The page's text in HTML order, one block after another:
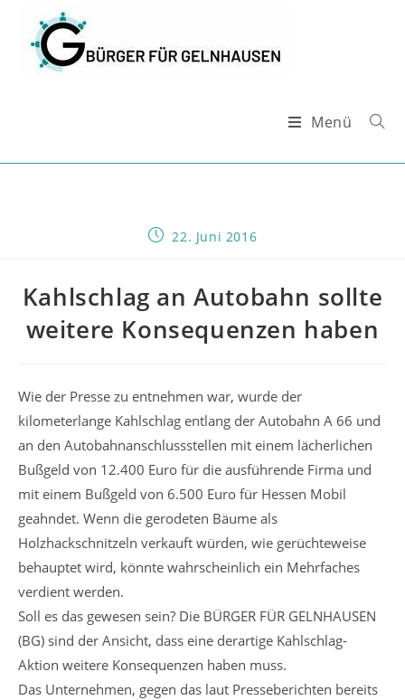
springen
Menü
Beitrag22. Juni 2016
Kahlschlag an Autobahn sollte
weitere Konsequenzen haben
Wie der Presse zu entnehmen war, wurde der
kilometerlange Kahlschlag entlang der Autobahn A 66 und
an den Autobahnanschlussstellen mit einem lächerlichen
Bußgeld von 12.400 Euro für die ausführende Firma und
mit einem Bußgeld von 6.500 Euro für Hessen Mobil
geahndet. Wenn die gerodeten Bäume als
Holzhackschnitzeln verkauft würden, wie gerüchteweise
behauptet wird, könnte wahrscheinlich ein Mehrfaches
verdient werden.
Soll es das gewesen sein? Die BÜRGER FÜR GELNHAUSEN
(BG) sind der Ansicht, dass eine derartige Kahlschlag-
Aktion weitere Konsequenzen haben muss.
Das Unternehmen, gegen das laut Presseberichten bereits